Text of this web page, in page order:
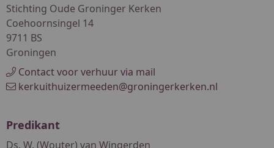
Stichting Oude Groninger Kerken
Coehoornsingel 14
9711 BS
Groningen
Contact voor verhuur via mail
kerkuithuizermeeden@groningerkerken.nl
Predikant
Ds. W. (Wouter) van Wingerden